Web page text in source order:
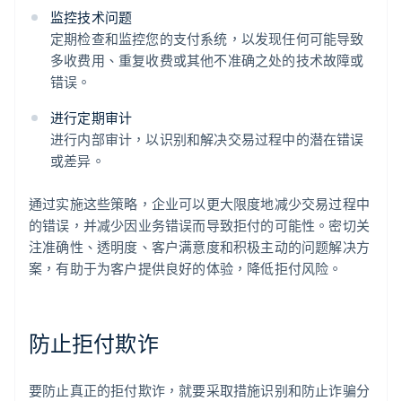
监控技术问题
定期检查和监控您的支付系统，以发现任何可能导致
多收费用、重复收费或其他不准确之处的技术故障或
错误。
进行定期审计
进行内部审计，以识别和解决交易过程中的潜在错误
或差异。
通过实施这些策略，企业可以更大限度地减少交易过程中
的错误，并减少因业务错误而导致拒付的可能性。密切关
注准确性、透明度、客户满意度和积极主动的问题解决方
案，有助于为客户提供良好的体验，降低拒付风险。
防止拒付欺诈
要防止真正的拒付欺诈，就要采取措施识别和防止诈骗分